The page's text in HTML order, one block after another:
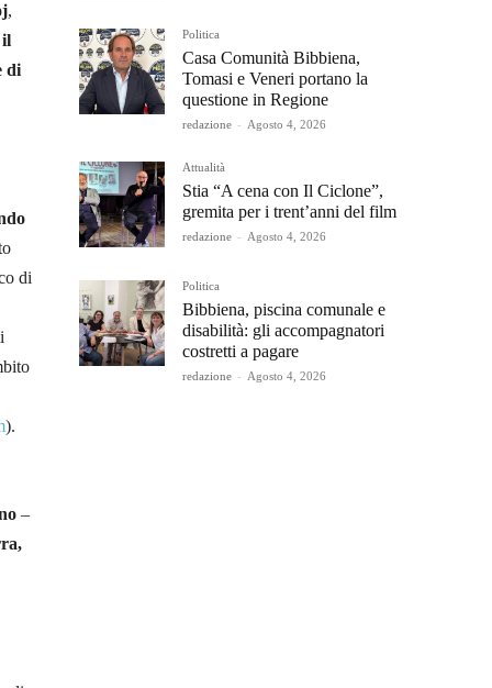
,
il
di
di
).
–
Politica
Casa Comunità Bibbiena,
Tomasi e Veneri portano la
questione in Regione
redazione - Agosto 4, 2026
Attualità
Stia “A cena con Il Ciclone”,
gremita per i trent’anni del film
redazione - Agosto 4, 2026
Politica
Bibbiena, piscina comunale e
disabilità: gli accompagnatori
costretti a pagare
redazione - Agosto 4, 2026